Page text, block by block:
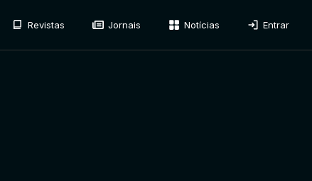
Revistas Jornais Notícias Entrar